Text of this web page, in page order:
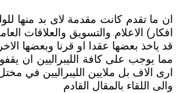
ان ما تقدم كانت مقدمة لاى بد منها
افكار) الاعلام والتسويق والعلاقات
قد ياخذ بعضها عقدا او قرنا وبعضها
مما يوجب على كافة الليبراليين ان
ارى الاف بل ملايين الليبراليين في
والى اللقاء بالمقال القادم